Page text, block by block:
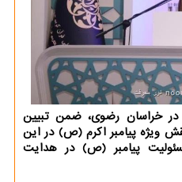
در خراسان رضوی، ضمن تبیین
ویژه پیامبر اکرم (ص) در این
پیامبر (ص) در هدایت